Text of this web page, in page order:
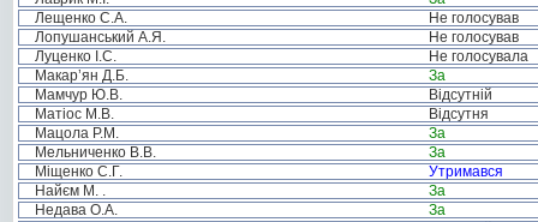
Лещенко С.А.
Не голосував
Лопушанський А.Я.
Не голосував
Луценко І.С.
Не голосувала
Макар’ян Д.Б.
За
Мамчур Ю.В.
Відсутній
Матіос М.В.
Відсутня
Мацола Р.М.
За
Мельниченко В.В.
За
Міщенко С.Г.
Утримався
Найєм М. .
За
Недава О.А.
За